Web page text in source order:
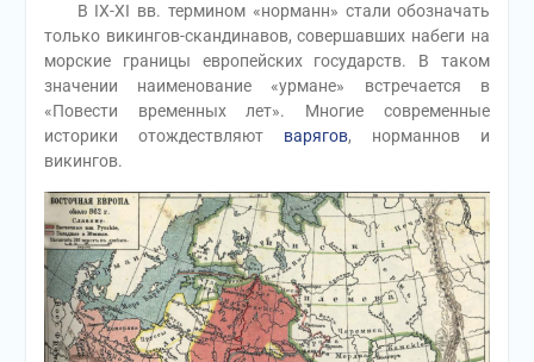
В IX-XI вв. термином «норманн» стали обозначать
только викингов-скандинавов, совершавших набеги на
морские границы европейских государств. В таком
значении наименование «урмане» встречается в
«Повести временных лет». Многие современные
историки отождествляют варягов, норманнов и
викингов.